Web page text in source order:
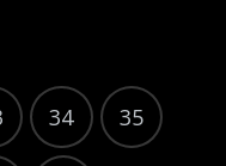
34 35